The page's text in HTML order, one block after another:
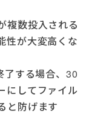
複数投入される
性が大変高くな
了する場合、30
にしてファイル
と防げます